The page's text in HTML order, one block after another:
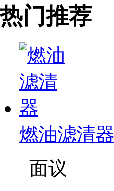
热门推荐
燃油滤清器
面议